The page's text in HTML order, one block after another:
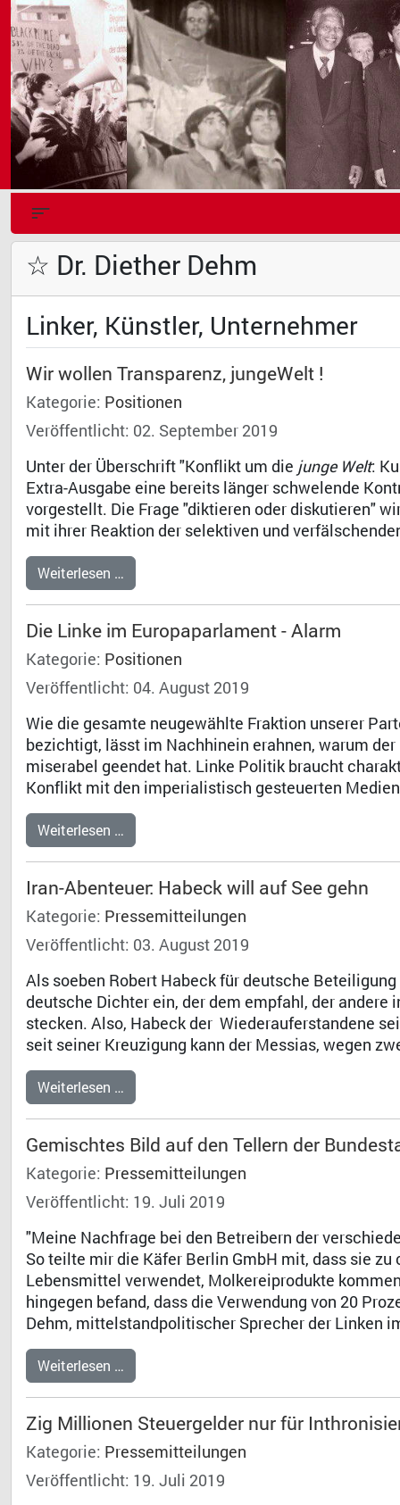
☆ Dr. Diether Dehm
Linker, Künstler, Unternehmer
Wir wollen Transparenz, jungeWelt !
Kategorie: Positionen
Veröffentlicht: 02. September 2019
Unter der Überschrift "Konflikt um die junge Welt:
Extra-Ausgabe eine bereits länger schwelende
vorgestellt. Die Frage "diktieren oder diskutieren"
mit ihrer Reaktion der selektiven und
Weiterlesen …
Die Linke im Europaparlament - Alarm
Kategorie: Positionen
Veröffentlicht: 04. August 2019
Wie die gesamte neugewählte Fraktion unserer
bezichtigt, lässt im Nachhinein erahnen, warum
miserabel geendet hat. Linke Politik braucht
Konflikt mit den imperialistisch gesteuerten
Weiterlesen …
Iran-Abenteuer: Habeck will auf See gehn
Kategorie: Pressemitteilungen
Veröffentlicht: 03. August 2019
Als soeben Robert Habeck für deutsche
deutsche Dichter ein, der dem empfahl, der andere
stecken. Also, Habeck der Wiederauferstandene
seit seiner Kreuzigung kann der Messias, wegen
Weiterlesen …
Gemischtes Bild auf den Tellern der
Kategorie: Pressemitteilungen
Veröffentlicht: 19. Juli 2019
"Meine Nachfrage bei den Betreibern der
So teilte mir die Käfer Berlin GmbH mit, dass sie
Lebensmittel verwendet, Molkereiprodukte
hingegen befand, dass die Verwendung von 20
Dehm, mittelstandpolitischer Sprecher der Linken
Weiterlesen …
Zig Millionen Steuergelder nur für
Kategorie: Pressemitteilungen
Veröffentlicht: 19. Juli 2019